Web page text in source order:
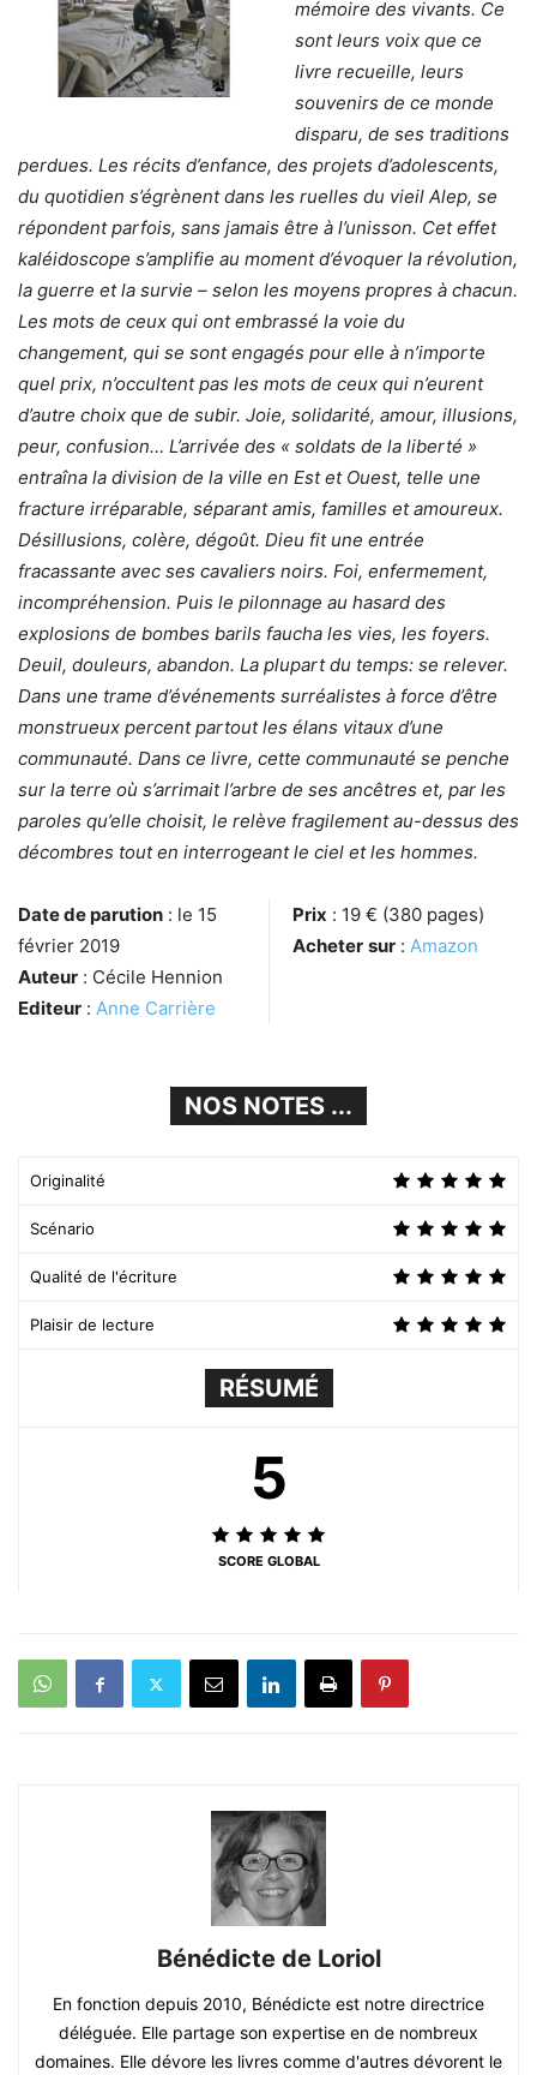
mémoire des vivants. Ce
sont leurs voix que ce
livre recueille, leurs
souvenirs de ce monde
disparu, de ses traditions
perdues. Les récits d’enfance, des projets d’adolescents,
du quotidien s’égrènent dans les ruelles du vieil Alep, se
répondent parfois, sans jamais être à l’unisson. Cet effet
kaléidoscope s’amplifie au moment d’évoquer la révolution,
la guerre et la survie – selon les moyens propres à chacun.
Les mots de ceux qui ont embrassé la voie du
changement, qui se sont engagés pour elle à n’importe
quel prix, n’occultent pas les mots de ceux qui n’eurent
d’autre choix que de subir. Joie, solidarité, amour, illusions,
peur, confusion… L’arrivée des « soldats de la liberté »
entraîna la division de la ville en Est et Ouest, telle une
fracture irréparable, séparant amis, familles et amoureux.
Désillusions, colère, dégoût. Dieu fit une entrée
fracassante avec ses cavaliers noirs. Foi, enfermement,
incompréhension. Puis le pilonnage au hasard des
explosions de bombes barils faucha les vies, les foyers.
Deuil, douleurs, abandon. La plupart du temps: se relever.
Dans une trame d’événements surréalistes à force d’être
monstrueux percent partout les élans vitaux d’une
communauté. Dans ce livre, cette communauté se penche
sur la terre où s’arrimait l’arbre de ses ancêtres et, par les
paroles qu’elle choisit, le relève fragilement au-dessus des
décombres tout en interrogeant le ciel et les hommes.
Date de parution : le 15
février 2019
Auteur : Cécile Hennion
Editeur : Anne Carrière
Prix : 19 € (380 pages)
Acheter sur : Amazon
NOS NOTES ...
Originalité
Scénario
Qualité de l'écriture
Plaisir de lecture
RÉSUMÉ
5
SCORE GLOBAL
Bénédicte de Loriol
En fonction depuis 2010, Bénédicte est notre directrice
déléguée. Elle partage son expertise en de nombreux
domaines. Elle dévore les livres comme d'autres dévorent le